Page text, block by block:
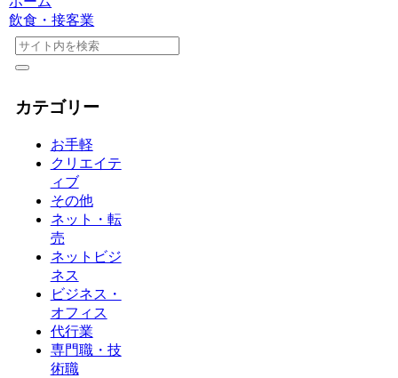
飲食・接客業
カテゴリー
お手軽
クリエイテ
ィブ
その他
ネット・転
売
ネットビジ
ネス
ビジネス・
オフィス
代行業
専門職・技
術職